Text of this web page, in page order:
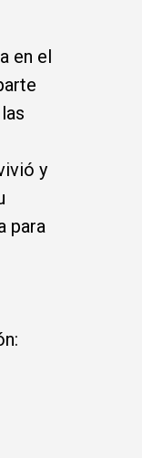
en el
y
para